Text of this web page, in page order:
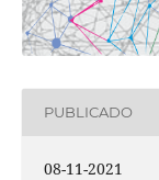
PUBLICADO
08-11-2021